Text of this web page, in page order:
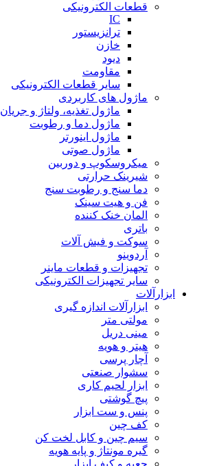
قطعات الکترونیکی
IC
ترانزیستور
خازن
دیود
مقاومت
سایر قطعات الکترونیکی
ماژول های کاربردی
ماژول تغذیه، ولتاژ و جریان
ماژول دما و رطوبت
ماژول اینورتر
ماژول صوتی
میکروسکوپ و دوربین
شیرینک حرارتی
دما سنج و رطوبت سنج
فن و هیت سینک
المان خنک کننده
باتری
سوکت و فیش آلات
آردوینو
تجهیزات و قطعات ماینر
سایر تجهیزات الکترونیکی
ابزارآلات
ابزارآلات اندازه گیری
مولتی متر
مینی دریل
هیتر و هویه
آچار پرسی
سشوار صنعتی
ابزار لحیم کاری
پیچ گوشتی
پنس و ست ابزار
کف چین
سیم چین و کابل لخت کن
گیره مونتاژ و پایه هویه
جعبه و کیف ابزار